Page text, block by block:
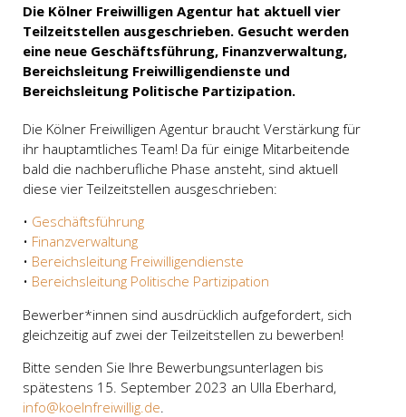
Die Kölner Freiwilligen Agentur hat aktuell vier
Teilzeitstellen ausgeschrieben. Gesucht werden
eine neue Geschäftsführung, Finanzverwaltung,
Bereichsleitung Freiwilligendienste und
Bereichsleitung Politische Partizipation.
Die Kölner Freiwilligen Agentur braucht Verstärkung für
ihr hauptamtliches Team! Da für einige Mitarbeitende
bald die nachberufliche Phase ansteht, sind aktuell
diese vier Teilzeitstellen ausgeschrieben:
• Geschäftsführung
• Finanzverwaltung
• Bereichsleitung Freiwilligendienste
• Bereichsleitung Politische Partizipation
Bewerber*innen sind ausdrücklich aufgefordert, sich
gleichzeitig auf zwei der Teilzeitstellen zu bewerben!
Bitte senden Sie Ihre Bewerbungsunterlagen bis
spätestens 15. September 2023 an Ulla Eberhard,
info@koelnfreiwillig.de